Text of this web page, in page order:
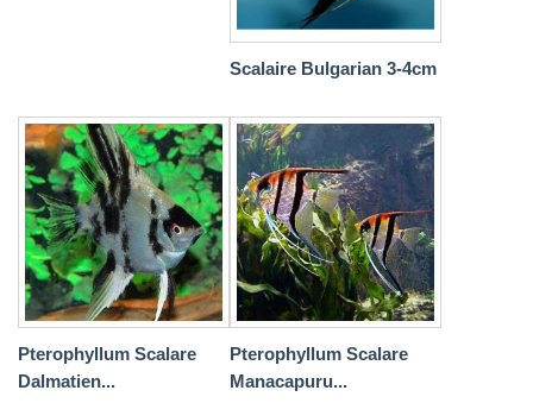
Scalaire Bulgarian 3-4cm
Pterophyllum Scalare
Dalmatien...
Pterophyllum Scalare
Manacapuru...